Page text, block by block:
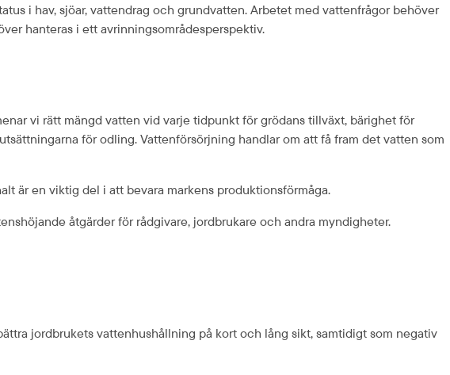
i hav, sjöar, vattendrag och grundvatten. Arbetet med vattenfrågor behöver
hanteras i ett avrinnings­områdes­perspektiv.
vi rätt mängd vatten vid varje tidpunkt för grödans tillväxt, bärighet för
för odling. Vattenförsörjning handlar om att få fram det vatten som
är en viktig del i att bevara markens produktionsförmåga.
åtgärder för rådgivare, jordbrukare och andra myndigheter.
jordbrukets vattenhushållning på kort och lång sikt, samtidigt som negativ